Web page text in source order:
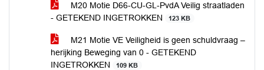
M20 Motie D66-CU-GL-PvdA Veilig straatladen
- GETEKEND INGETROKKEN
123 KB
M21 Motie VE Veiligheid is geen schuldvraag –
herijking Beweging van 0 - GETEKEND
INGETROKKEN
109 KB